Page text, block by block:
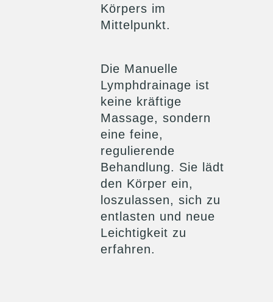
Körpers im
Mittelpunkt.
Die Manuelle
Lymphdrainage ist
keine kräftige
Massage, sondern
eine feine,
regulierende
Behandlung. Sie lädt
den Körper ein,
loszulassen, sich zu
entlasten und neue
Leichtigkeit zu
erfahren.